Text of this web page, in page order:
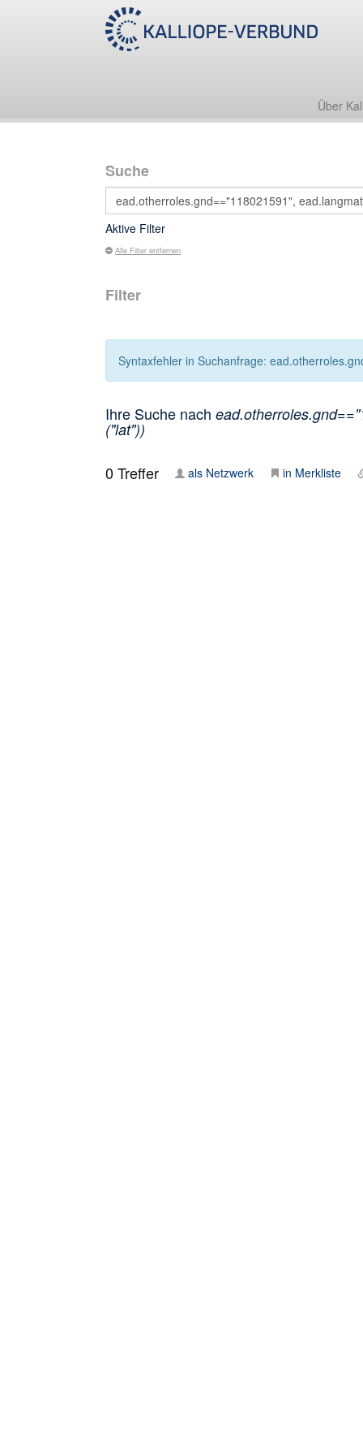
Über
Suche
Aktive Filter
Alle Filter entfernen
Filter
Syntaxfehler in Suchanfrage:
Ihre Suche nach
("lat"))
0Treffer als Netzwerk in Merkliste